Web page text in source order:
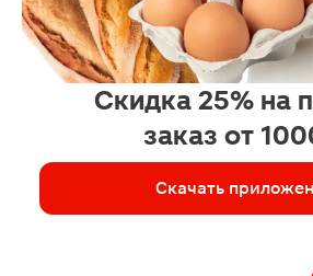
Скидка 25% на
заказ от
Скачать